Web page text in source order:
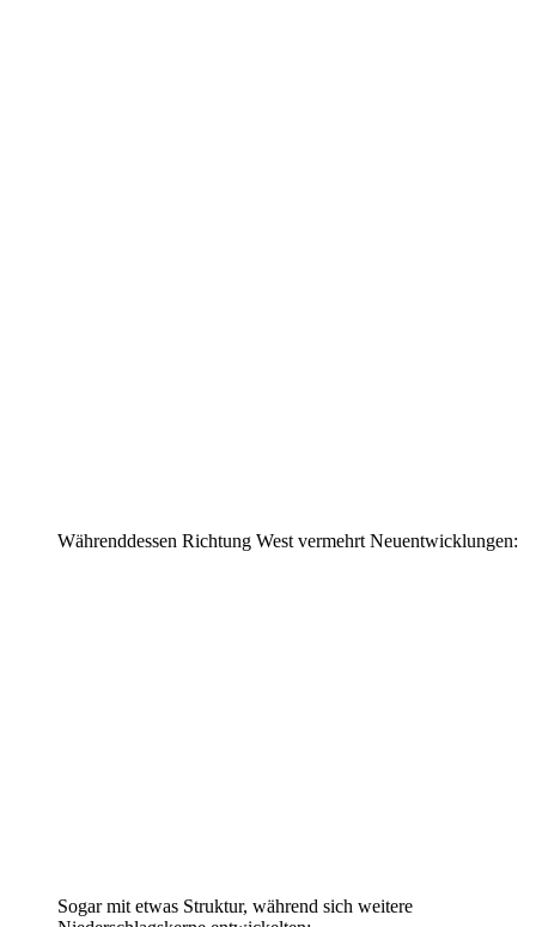
Währenddessen Richtung West vermehrt Neuentwicklungen:
Sogar mit etwas Struktur, während sich weitere